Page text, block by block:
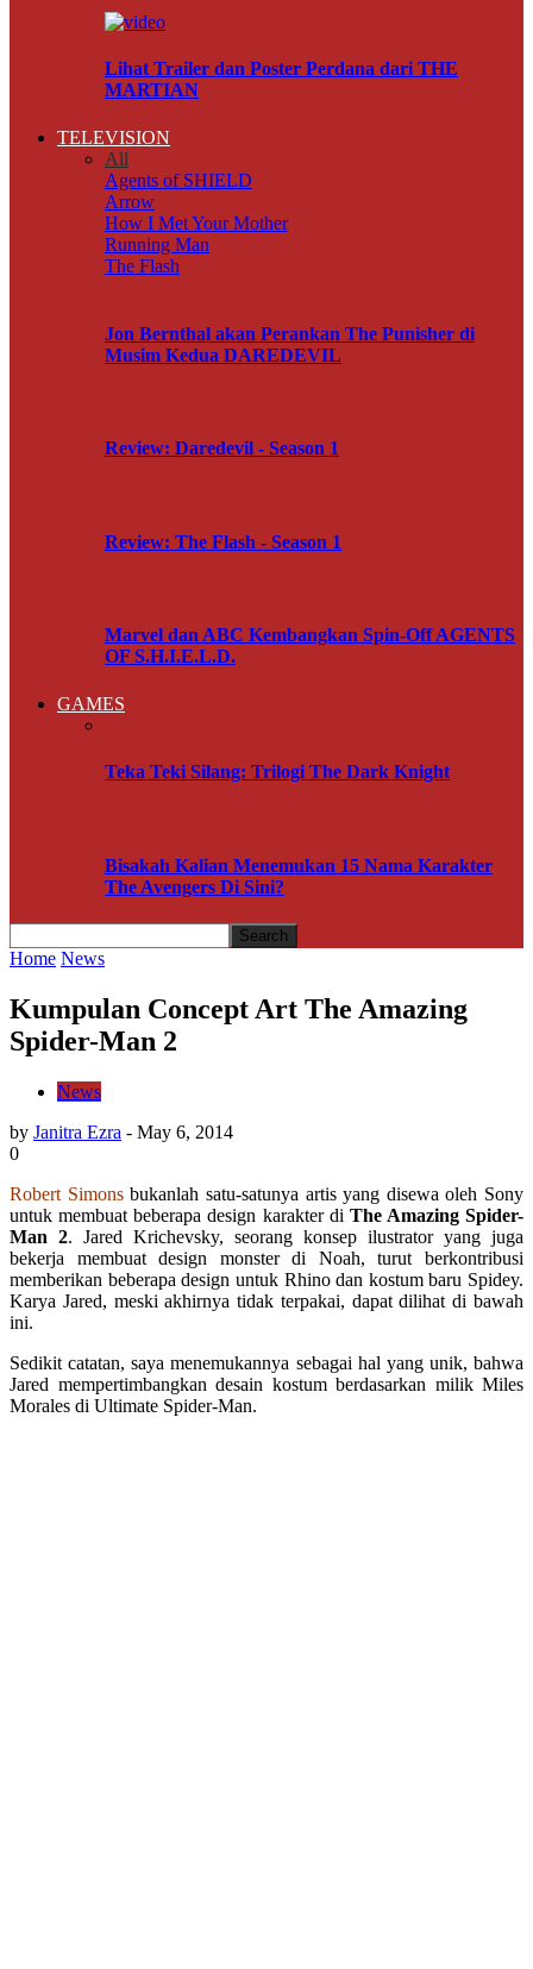
Lihat Trailer dan Poster Perdana dari THE
MARTIAN
TELEVISION
All
Agents of SHIELD
Arrow
How I Met Your Mother
Running Man
The Flash
Jon Bernthal akan Perankan The Punisher di
Musim Kedua DAREDEVIL
Review: Daredevil - Season 1
Review: The Flash - Season 1
Marvel dan ABC Kembangkan Spin-Off AGENTS
OF S.H.I.E.L.D.
GAMES
Teka Teki Silang: Trilogi The Dark Knight
Bisakah Kalian Menemukan 15 Nama Karakter
The Avengers Di Sini?
Home News
Kumpulan Concept Art The Amazing
Spider-Man 2
News
by Janitra Ezra - May 6, 2014
0
Robert Simonsbukanlah satu-satunya artis yang disewa oleh Sony
untuk membuat beberapa design karakter di The Amazing Spider-
Man 2. Jared Krichevsky, seorang konsep ilustrator yang juga
bekerja membuat design monster di Noah, turut berkontribusi
memberikan beberapa design untuk Rhino dan kostum baru Spidey.
Karya Jared, meski akhirnya tidak terpakai, dapat dilihat di bawah
ini.
Sedikit catatan, saya menemukannya sebagai hal yang unik, bahwa
Jared mempertimbangkan desain kostum berdasarkan milik Miles
Morales di Ultimate Spider-Man.